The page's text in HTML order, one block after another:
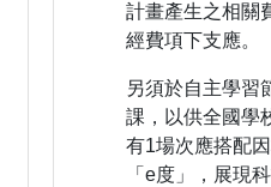
計畫產生之相關
經費項下支應。
另須於自主學習
課，以供全國學
有1場次應搭配
「e度」，展現